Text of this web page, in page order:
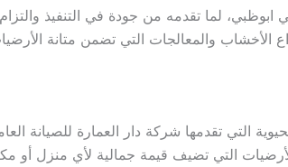
لما تقدمه من جودة في التنفيذ والتزام
الأخشاب والمعالجات التي تضمن متانة
التي تقدمها شركة دار العمارة للصيانة
التي تضيف قيمة جمالية لأي منزل